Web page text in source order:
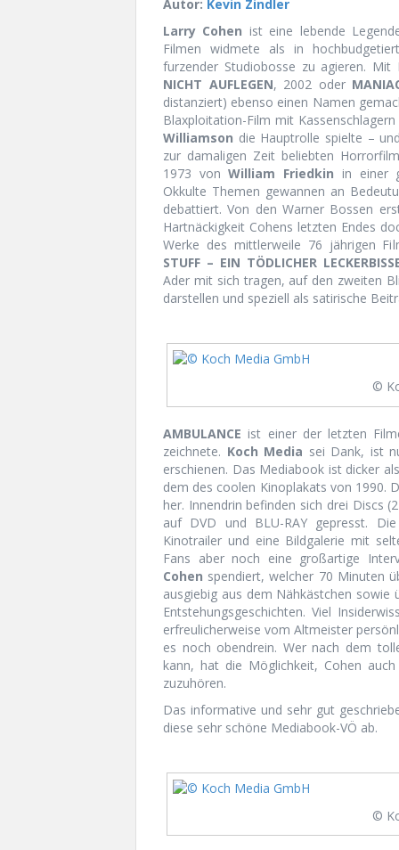
Autor: Kevin Zindler
Larry Cohen ist eine lebende
Filmen widmete als in
furzender Studiobosse zu agieren.
NICHT AUFLEGEN, 2002 oder
distanziert) ebenso einen Namen
Blaxploitation-Film mit Kassenschlagern
Williamson die Hauptrolle spielte –
zur damaligen Zeit beliebten
1973 vonWilliam Friedkin in einer
Okkulte Themen gewannen an
debattiert. Von den Warner Bossen
Hartnäckigkeit Cohens letzten Endes
Werke des mittlerweile 76 jährigen
STUFF – EIN TÖDLICHER
Ader mit sich tragen, auf den zweiten
darstellen und speziell als satirische
©
AMBULANCE ist einer der letzten
zeichnete. Koch Media sei Dank, ist
erschienen. Das Mediabook ist dicker
dem des coolen Kinoplakats von 1990.
her. Innendrin befinden sich drei Discs
auf DVD und BLU-RAY gepresst.
Kinotrailer und eine Bildgalerie mit
Fans aber noch eine großartige
Cohen spendiert, welcher 70 Minuten
ausgiebig aus dem Nähkästchen sowie
Entstehungsgeschichten. Viel
erfreulicherweise vom Altmeister
es noch obendrein. Wer nach dem
kann, hat die Möglichkeit, Cohen
zuzuhören.
Das informative und sehr gut
diese sehr schöne Mediabook-VÖ ab.
©